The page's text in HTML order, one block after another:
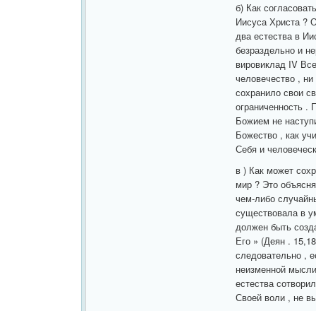
б) Как
Иисуса Христа ?
два естества в
безраздельно и
вировиклад IV
человечество ,
сохранило свои
ограниченность .
Божием не
Божество , как
Себя и
в ) Как может
мир ? Это
чем-либо
существовала в
должен быть
Его » (Деян .
следовательно ,
неизменной
естества
Своей воли , не